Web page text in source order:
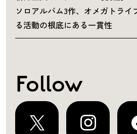
ソロアルバム3作、オメガトラ
る活動の根底にある一貫性
Follow